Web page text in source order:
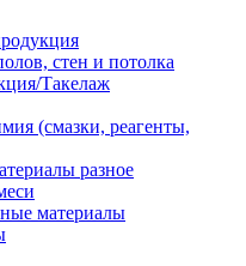
стен и потолка
Такелаж
(смазки, реагенты,
разное
материалы